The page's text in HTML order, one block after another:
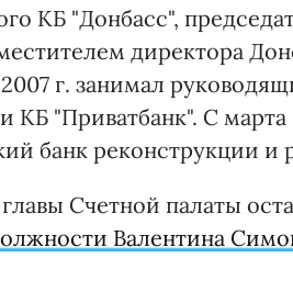
КБ "Донбасс",
директора
г. занимал
КБ "Приватбанк". С
банк реконструкции и
Счетной палаты
Валентина